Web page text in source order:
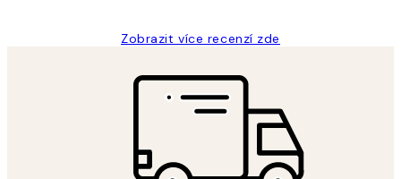
Zobrazit více recenzí zde